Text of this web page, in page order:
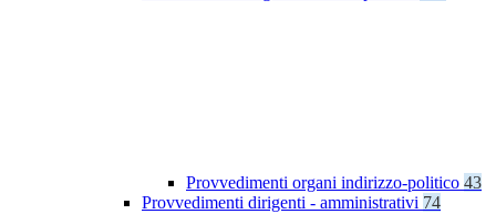
Provvedimenti organi indirizzo-politico 43
Provvedimenti dirigenti - amministrativi 74